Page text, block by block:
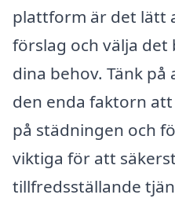
plattform är det lätt
förslag och välja
dina behov. Tänk
den enda faktorn
på städningen och
viktiga för att
tillfredsställande